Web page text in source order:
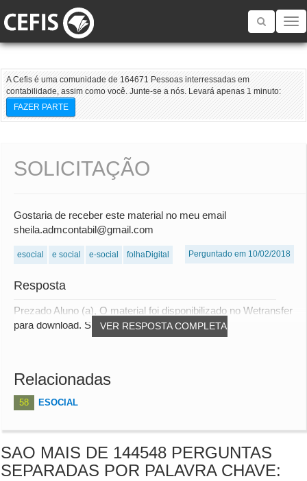
Toggle
A Cefis é uma comunidade de 164671 Pessoas interressadas em
contabilidade, assim como você. Junte-se a nós. Levará apenas 1 minuto:
FAZER PARTE
SOLICITAÇÃO
Gostaria de receber este material no meu email
sheila.admcontabil@gmail.com
esocial e social e-social folhaDigital Perguntado em 10/02/2018
Resposta
VER RESPOSTA COMPLETA
Prezado Aluno (a), O material foi disponibilizado no Wetransfer
para download. Se você tiver alguma...
Relacionadas
58 ESOCIAL
SAO MAIS DE 144548 PERGUNTAS
SEPARADAS POR PALAVRA CHAVE: